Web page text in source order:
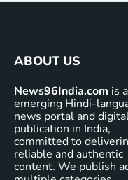
ABOUT US
News96India.com is
emerging Hindi-
news portal and
publication in India,
committed to
reliable and authentic
content. We publish